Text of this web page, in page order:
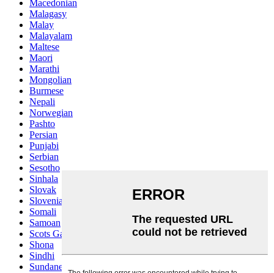
Macedonian
Malagasy
Malay
Malayalam
Maltese
Maori
Marathi
Mongolian
Burmese
Nepali
Norwegian
Pashto
Persian
Punjabi
Serbian
Sesotho
Sinhala
Slovak
Slovenian
Somali
Samoan
Scots Gaelic
Shona
Sindhi
Sundanese